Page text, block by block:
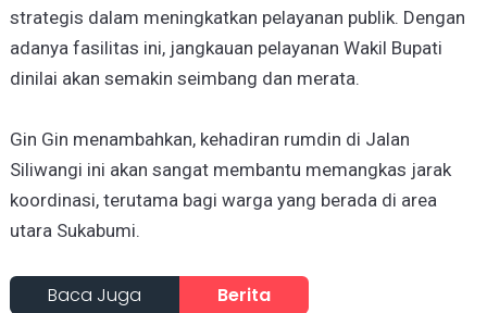
strategis dalam meningkatkan pelayanan publik. Dengan
adanya fasilitas ini, jangkauan pelayanan Wakil Bupati
dinilai akan semakin seimbang dan merata.
Gin Gin menambahkan, kehadiran rumdin di Jalan
Siliwangi ini akan sangat membantu memangkas jarak
koordinasi, terutama bagi warga yang berada di area
utara Sukabumi.
Baca Juga Berita